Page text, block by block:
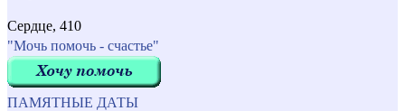
Сердце, 410
"Мочь помочь - счастье"
ПАМЯТНЫЕ ДАТЫ